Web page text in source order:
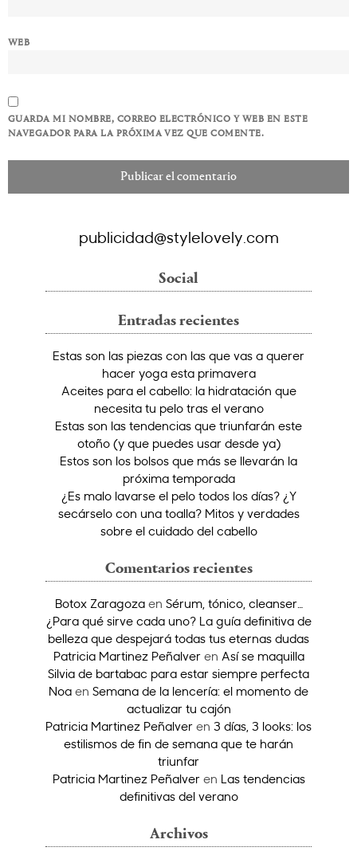
WEB
GUARDA MI NOMBRE, CORREO ELECTRÓNICO Y WEB EN ESTE
NAVEGADOR PARA LA PRÓXIMA VEZ QUE COMENTE.
publicidad@stylelovely.com
Social
Entradas recientes
Estas son las piezas con las que vas a querer
hacer yoga esta primavera
Aceites para el cabello: la hidratación que
necesita tu pelo tras el verano
Estas son las tendencias que triunfarán este
otoño (y que puedes usar desde ya)
Estos son los bolsos que más se llevarán la
próxima temporada
¿Es malo lavarse el pelo todos los días? ¿Y
secárselo con una toalla? Mitos y verdades
sobre el cuidado del cabello
Comentarios recientes
Botox Zaragozaen Sérum, tónico, cleanser…
¿Para qué sirve cada uno? La guía definitiva de
belleza que despejará todas tus eternas dudas
Patricia Martinez Peñalveren Así se maquilla
Silvia de bartabac para estar siempre perfecta
Noa en Semana de la lencería: el momento de
actualizar tu cajón
Patricia Martinez Peñalver en 3 días, 3 looks: los
estilismos de fin de semana que te harán
triunfar
Patricia Martinez Peñalveren Las tendencias
definitivas del verano
Archivos